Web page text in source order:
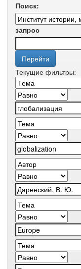
Поиск:
запрос
Текущие фильтры: